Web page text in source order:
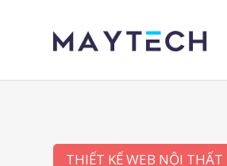
THIẾT KẾ WEB NỘI THẤT